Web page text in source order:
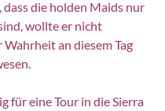
die holden Maids nur
wollte er nicht
an diesem Tag
für eine Tour in die Sierra